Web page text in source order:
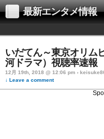
最新エンタメ情報
いだてん～東京オリ
河ドラマ）視聴率速報
12月 19th, 2018 @ 12:06 pm ›
↓ Leave a comment